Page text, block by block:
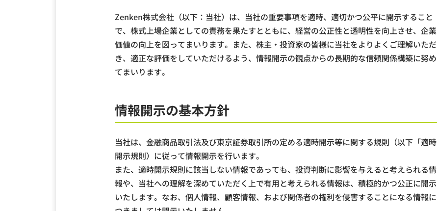
Zenken株式会社（以下：当社）は、当社の重要事項を適時、適切かつ公平に開示すること
で、株式上場企業としての責務を果たすとともに、経営の公正性と透明性を向上させ、企業
価値の向上を図ってまいります。また、株主・投資家の皆様に当社をよりよくご理解いただ
き、適正な評価をしていただけるよう、情報開示の観点からの長期的な信頼関係構築に努め
てまいります。
情報開示の基本方針
当社は、金融商品取引法及び東京証券取引所の定める適時開示等に関する規則（以下「適時
開示規則）に従って情報開示を行います。
また、適時開示規則に該当しない情報であっても、投資判断に影響を与えると考えられる情
報や、当社への理解を深めていただく上で有用と考えられる情報は、積極的かつ公正に開示
いたします。なお、個人情報、顧客情報、および関係者の権利を侵害することになる情報に